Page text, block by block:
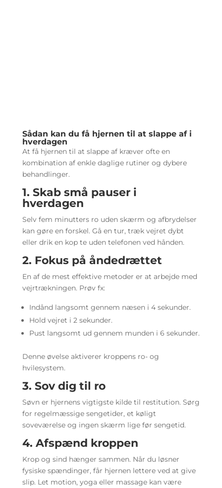
Sådan kan du få hjernen til at slappe af i
hverdagen
At få hjernen til at slappe af kræver ofte en
kombination af enkle daglige rutiner og dybere
behandlinger.
1. Skab små pauser i
hverdagen
Selv fem minutters ro uden skærm og afbrydelser
kan gøre en forskel. Gå en tur, træk vejret dybt
eller drik en kop te uden telefonen ved hånden.
2. Fokus på åndedrættet
En af de mest effektive metoder er at arbejde med
vejrtrækningen. Prøv fx:
Indånd langsomt gennem næsen i 4 sekunder.
Hold vejret i 2 sekunder.
Pust langsomt ud gennem munden i 6 sekunder.
Denne øvelse aktiverer kroppens ro- og
hvilesystem.
3. Sov dig til ro
Søvn er hjernens vigtigste kilde til restitution. Sørg
for regelmæssige sengetider, et køligt
soveværelse og ingen skærm lige før sengetid.
4. Afspænd kroppen
Krop og sind hænger sammen. Når du løsner
fysiske spændinger, får hjernen lettere ved at give
slip. Let motion, yoga eller massage kan være